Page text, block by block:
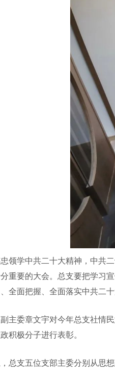
学中共二十大精神，中共二
重要的大会。总支要把学习
全面把握、全面落实中共二十
委章文宇对今年总支社情民
积极分子进行表彰。
支五位支部主委分别从思想